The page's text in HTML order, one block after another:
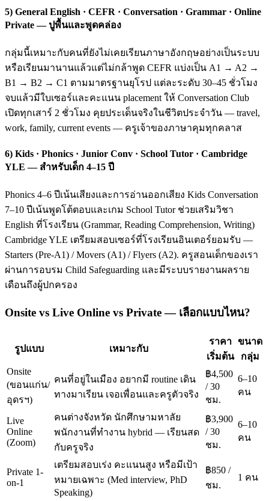
5) General English · CEFR · Conversation · Grammar · Online
Private — ปูพื้นและพูดคล่อง
กลุ่มนี้เหมาะกับคนที่ยังไม่เคยเรียนภาษาอังกฤษอย่างเป็นระบบ
หรือเรียนมานานแล้วแต่ไม่กล้าพูด CEFR แบ่งเป็น A1 → A2 →
B1 → B2 → C1 ตามมาตรฐานยุโรป แต่ละระดับ 30–45 ชั่วโมง
จบแล้วมีใบเซอร์และคะแนน placement ให้ Conversation Club
เปิดทุกเสาร์ 2 ชั่วโมง คุยประเด็นจริงในชีวิตประจำวัน — travel,
work, family, current events — ครูเจ้าของภาษาคุมทุกคลาส
6) Kids · Phonics · Junior Conv · School Tutor · Cambridge
YLE — สำหรับเด็ก 4–15 ปี
Phonics 4–6 ปีเน้นเสียงและการอ่านออกเสียง Kids Conversation
7–10 ปีเน้นพูดโต้ตอบและเกม School Tutor ช่วยเสริมวิชา
English ที่โรงเรียน (Grammar, Reading Comprehension, Writing)
Cambridge YLE เตรียมสอบเซอร์ที่โรงเรียนอินเตอร์ยอมรับ —
Starters (Pre-A1) / Movers (A1) / Flyers (A2). ครูสอนเด็กของเรา
ผ่านการอบรม Child Safeguarding และมีระบบรายงานผลราย
เดือนถึงผู้ปกครอง
Onsite vs Live Online vs Private — เลือกแบบไหน?
รูปแบบ เหมาะกับ
ราคา
เริ่มต้น
ขนาด
กลุ่ม
Onsite
(ขอนแก่น/
อุดรฯ)
คนที่อยู่ในเมือง อยากมี routine เดิน
ทางมาเรียน เจอเพื่อนและครูตัวจริง
฿4,500
/ 30
ชม.
6–10
คน
Live
Online
(Zoom)
คนต่างจังหวัด นักศึกษามหาลัย
พนักงานที่ทำงาน hybrid — เรียนสด
กับครูจริง
฿3,900
/ 30
ชม.
6–10
คน
Private 1-
on-1
เตรียมสอบเร่ง คะแนนสูง หรือมีเป้า
หมายเฉพาะ (Med interview, PhD
Speaking)
฿850 /
ชม.
1 คน